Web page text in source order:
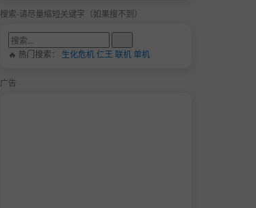
搜索-请尽量缩短关键字（如果搜不到）
🔥 热门搜索： 生化危机仁王 联机单机
广告